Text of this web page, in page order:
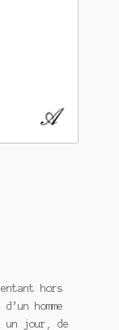
hors
homme
un jour, de